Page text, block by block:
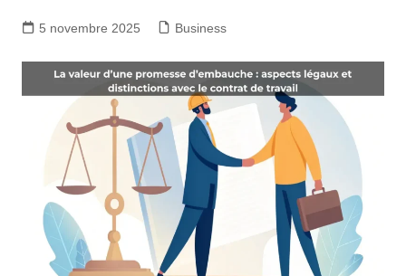
5 novembre 2025 Business